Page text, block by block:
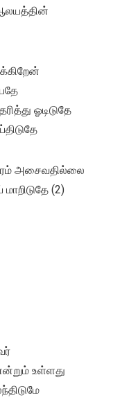
ஆலயத்தின்
ஓடிடுதே
அசைவதில்லை
(2)
உள்ளது